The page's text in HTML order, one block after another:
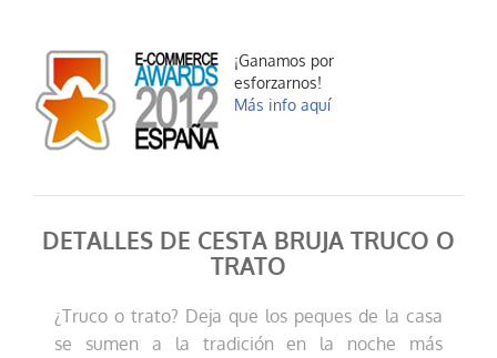
¡Ganamos por
esforzarnos!
Más info aquí
DETALLES DE CESTA BRUJA TRUCO O
TRATO
¿Truco o trato? Deja que los peques de la casa
se sumen a la tradición en la noche más